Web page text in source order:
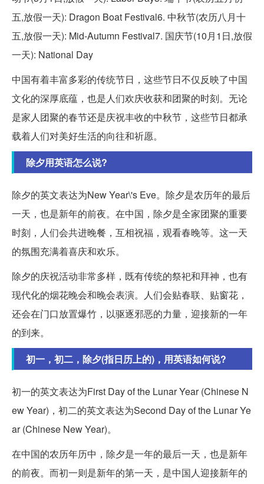
五,放假一天): Dragon Boat Festival6. 中秋节(农历八月十
五,放假一天): Mid-Autumn Festival7. 国庆节(10月1日,放假
一天): National Day
中国有着丰富多彩的传统节日，这些节日不仅反映了中国
文化的深厚底蕴，也是人们欢庆收获和团聚的时刻。无论
是家人团聚的春节还是庆祝丰收的中秋节，这些节日都承
载着人们对美好生活的向往和祈愿。
除夕用英语怎么说?
除夕的英文表达为New Year\'s Eve。除夕是农历年的最后
一天，也是新年的前夜。在中国，除夕是全家团聚的重要
时刻，人们会共进晚餐，互相祝福，观看春晚等。这一天
的氛围充满着喜庆和欢乐。
除夕的庆祝活动非常多样，既有传统的祭祀和拜神，也有
现代化的烟花晚会和晚会表演。人们会贴春联、贴窗花，
还会在门口放置爆竹，以驱逐邪恶的力量，迎接新的一年
的到来。
初一，初二，除夕(指日历上的)，用英语如何说?
初一的英文表达为First Day of the Lunar Year (Chinese N
ew Year)，初二的英文表达为Second Day of the Lunar Ye
ar (Chinese New Year)。
在中国的农历年历中，除夕是一年的最后一天，也是新年
的前夜。而初一则是新年的第一天，是中国人迎接新年的